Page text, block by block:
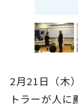
2月21日（木
トラーが人